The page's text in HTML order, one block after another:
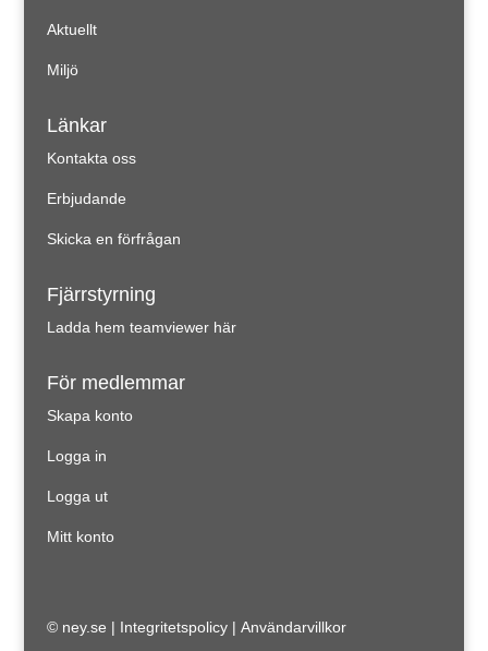
Aktuellt
Miljö
Länkar
Kontakta oss
Erbjudande
Skicka en förfrågan
Fjärrstyrning
Ladda hem teamviewer här
För medlemmar
Skapa konto
Logga in
Logga ut
Mitt konto
© ney.se | Integritetspolicy| Användarvillkor